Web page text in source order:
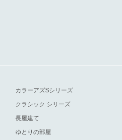
カラーアズSシリーズ
クラシック シリーズ
長屋建て
ゆとりの部屋